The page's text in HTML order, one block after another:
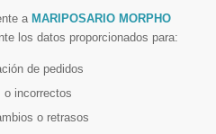
a MARIPOSARIO MORPHO
los datos proporcionados para:
de pedidos
o incorrectos
o retrasos